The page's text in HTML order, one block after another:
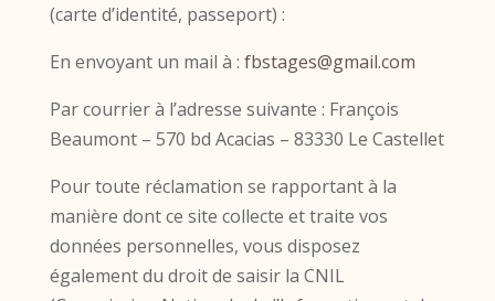
(carte d’identité, passeport) :
En envoyant un mail à : fbstages@gmail.com
Par courrier à l’adresse suivante : François
Beaumont – 570 bd Acacias – 83330 Le Castellet
Pour toute réclamation se rapportant à la
manière dont ce site collecte et traite vos
données personnelles, vous disposez
également du droit de saisir la CNIL